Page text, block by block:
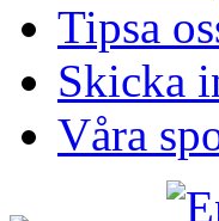
Tipsa
Skicka
Våra